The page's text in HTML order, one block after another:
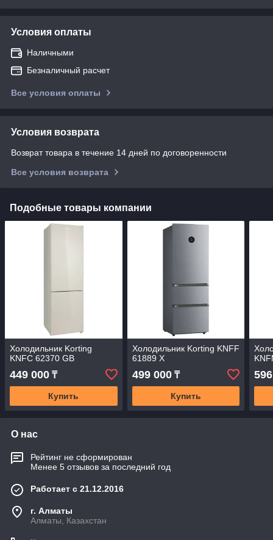
Условия оплаты
Наличными
Безналичный расчет
Все условия оплаты
Условия возврата
Возврат товара в течение 14 дней по договоренности
Все условия возврата
Подобные товары компании
Холодильник Korting
KNFC 62370 GB
449 000 ₸
Купить
Холодильник Korting KNFF
61889 X
499 000₸
Купить
О нас
Рейтинг не сформирован
Менее 5 отзывов за последний год
Работает с 21.12.2016
г. Алматы
Алматы, Казахстан